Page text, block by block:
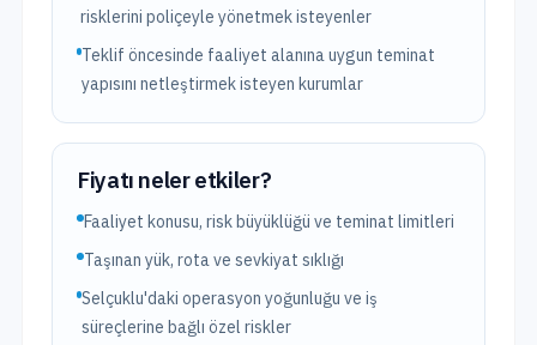
risklerini poliçeyle yönetmek isteyenler
Teklif öncesinde faaliyet alanına uygun teminat
yapısını netleştirmek isteyen kurumlar
Fiyatı neler etkiler?
Faaliyet konusu, risk büyüklüğü ve teminat limitleri
Taşınan yük, rota ve sevkiyat sıklığı
Selçuklu'daki operasyon yoğunluğu ve iş
süreçlerine bağlı özel riskler